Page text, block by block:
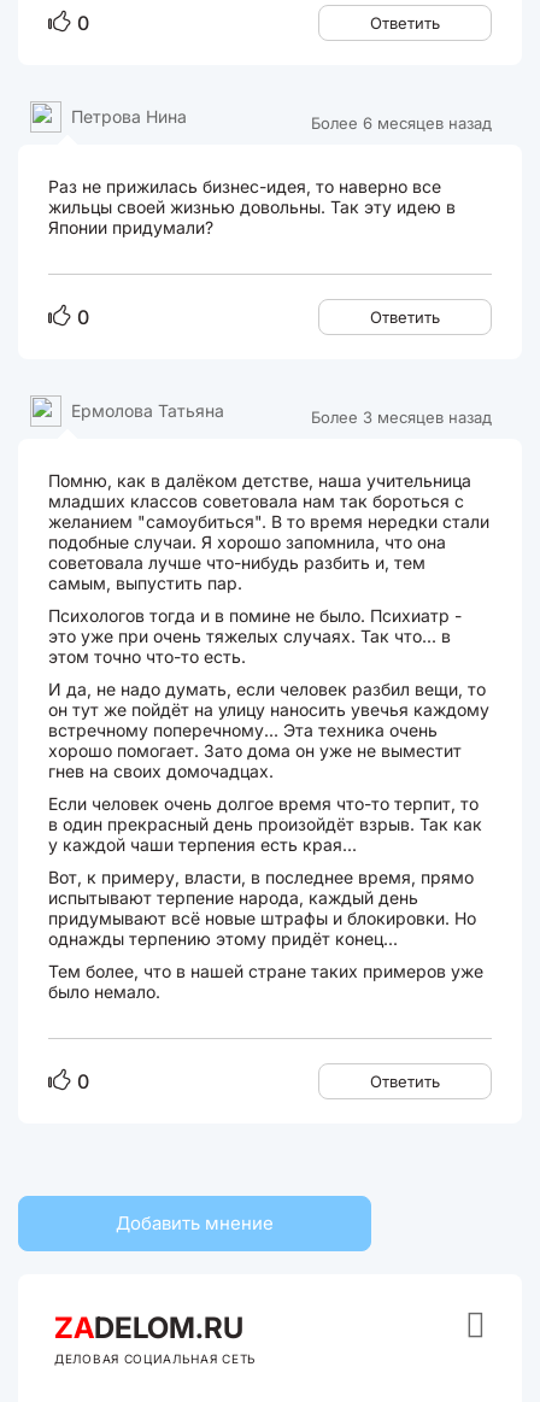
0 Ответить
Более 6 месяцев назад
Петрова Нина
Раз не прижилась бизнес-идея, то наверно все
жильцы своей жизнью довольны. Так эту идею в
Японии придумали?
0 Ответить
Более 3 месяцев назад
Ермолова Татьяна
Помню, как в далёком детстве, наша учительница
младших классов советовала нам так бороться с
желанием "самоубиться". В то время нередки стали
подобные случаи. Я хорошо запомнила, что она
советовала лучше что-нибудь разбить и, тем
самым, выпустить пар.
Психологов тогда и в помине не было. Психиатр -
это уже при очень тяжелых случаях. Так что... в
этом точно что-то есть.
И да, не надо думать, если человек разбил вещи, то
он тут же пойдёт на улицу наносить увечья каждому
встречному поперечному... Эта техника очень
хорошо помогает. Зато дома он уже не выместит
гнев на своих домочадцах.
Если человек очень долгое время что-то терпит, то
в один прекрасный день произойдёт взрыв. Так как
у каждой чаши терпения есть края...
Вот, к примеру, власти, в последнее время, прямо
испытывают терпение народа, каждый день
придумывают всё новые штрафы и блокировки. Но
однажды терпению этому придёт конец...
Тем более, что в нашей стране таких примеров уже
было немало.
0 Ответить
Добавить мнение
ZADELOM.RU
ДЕЛОВАЯ СОЦИАЛЬНАЯ СЕТЬ
